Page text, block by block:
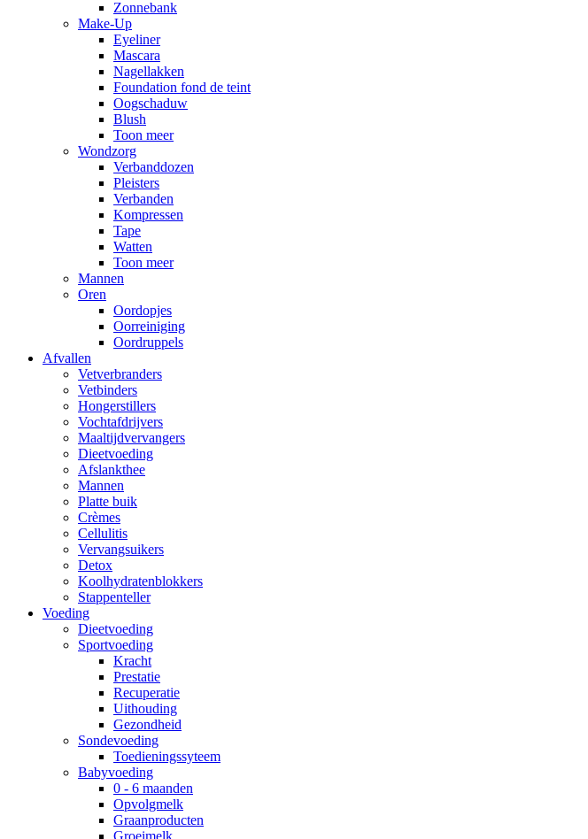
Zonnebank
Make-Up
Eyeliner
Mascara
Nagellakken
Foundation fond de teint
Oogschaduw
Blush
Toon meer
Wondzorg
Verbanddozen
Pleisters
Verbanden
Kompressen
Tape
Watten
Toon meer
Mannen
Oren
Oordopjes
Oorreiniging
Oordruppels
Afvallen
Vetverbranders
Vetbinders
Hongerstillers
Vochtafdrijvers
Maaltijdvervangers
Dieetvoeding
Afslankthee
Mannen
Platte buik
Crèmes
Cellulitis
Vervangsuikers
Detox
Koolhydratenblokkers
Stappenteller
Voeding
Dieetvoeding
Sportvoeding
Kracht
Prestatie
Recuperatie
Uithouding
Gezondheid
Sondevoeding
Toedieningssyteem
Babyvoeding
0 - 6 maanden
Opvolgmelk
Graanproducten
Groeimelk